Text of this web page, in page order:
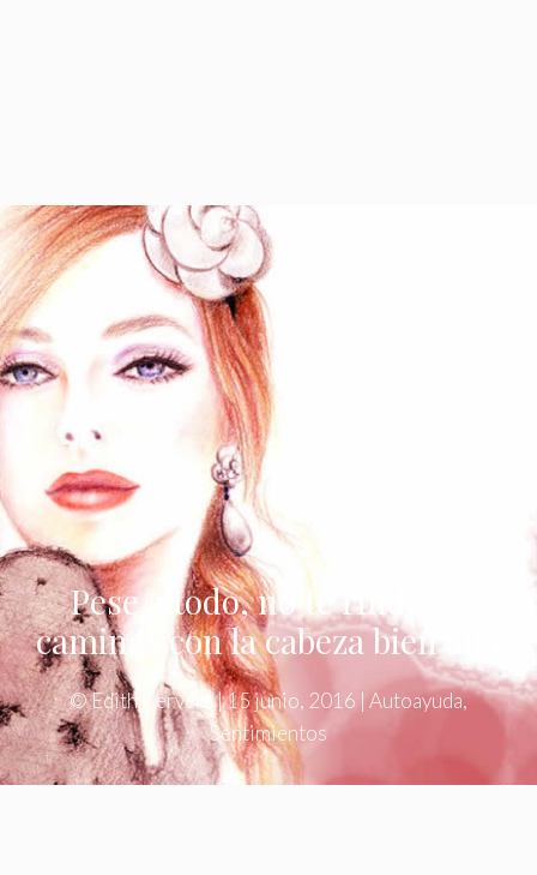
Pese a todo, no te rindes…
caminas con la cabeza bien alta
©Edith Cervera|15 junio, 2016 | Autoayuda,
Sentimientos